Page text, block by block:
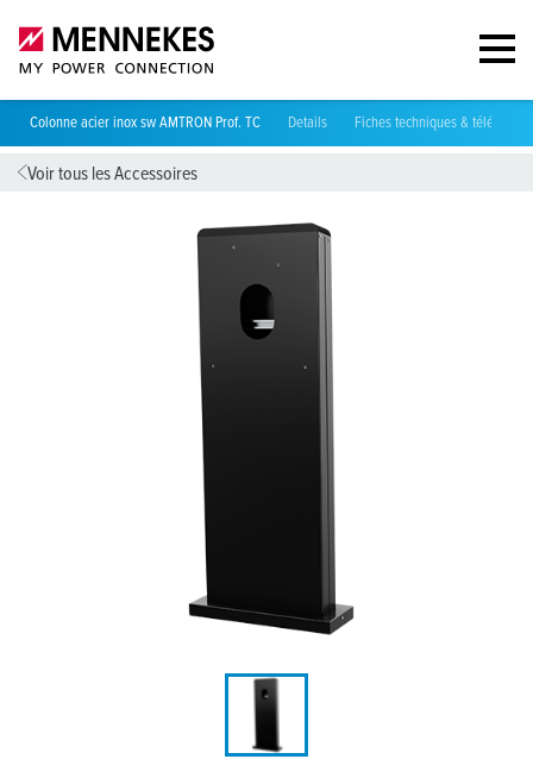
Colonne acier inox sw AMTRON Prof. TC Details Fiches techniques &
Voir tous les Accessoires